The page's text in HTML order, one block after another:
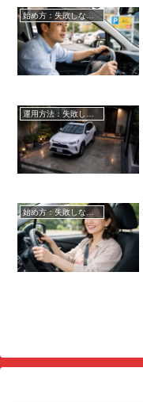
始め方：失敗しない自宅駐車場貸し出し
始め方：失敗しない自宅駐車場貸し出し